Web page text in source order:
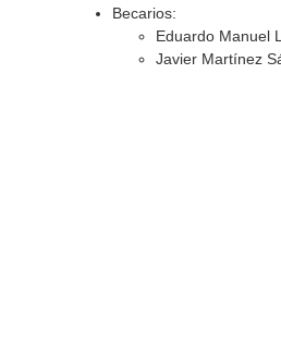
Becarios:
Eduardo Manuel
Javier Martínez